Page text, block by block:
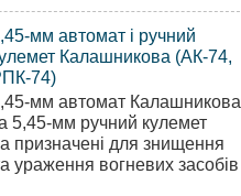
мм автомат і ручний
Калашникова (АК-74,
74)
мм автомат Калашникова
5,45-мм ручний кулемет
призначені для знищення
ураження вогневих засобів